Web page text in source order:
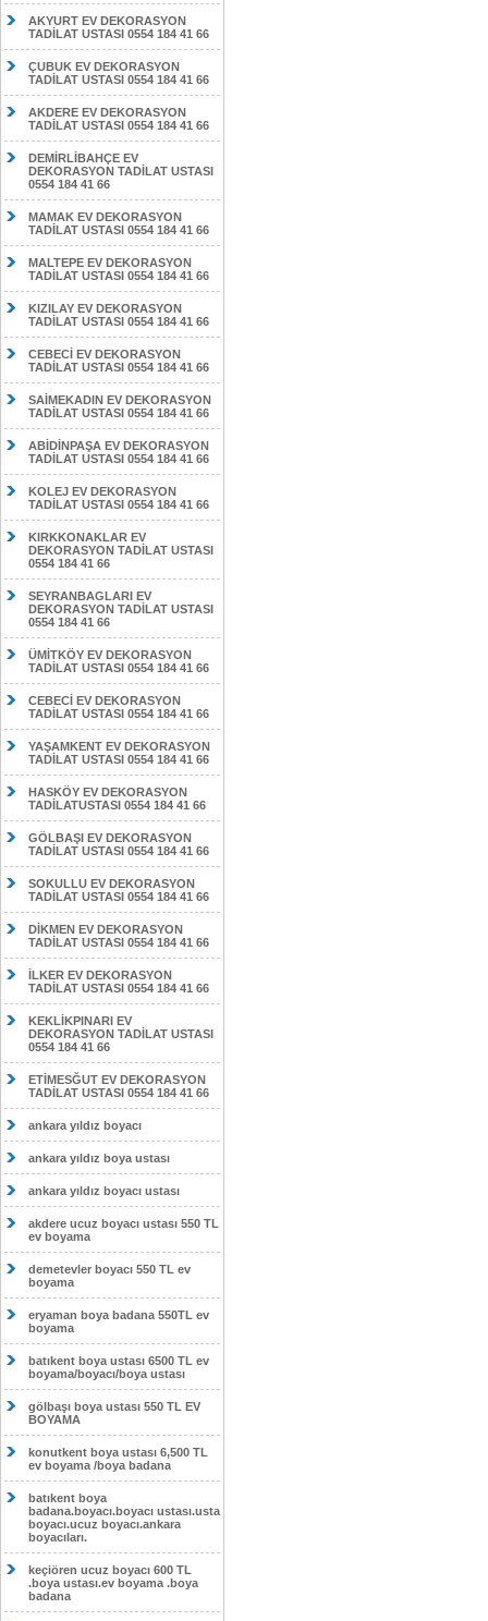
AKYURT EV DEKORASYON
TADİLAT USTASI 0554 184 41 66
ÇUBUK EV DEKORASYON
TADİLAT USTASI 0554 184 41 66
AKDERE EV DEKORASYON
TADİLAT USTASI 0554 184 41 66
DEMİRLİBAHÇE EV
DEKORASYON TADİLAT USTASI
0554 184 41 66
MAMAK EV DEKORASYON
TADİLAT USTASI 0554 184 41 66
MALTEPE EV DEKORASYON
TADİLAT USTASI 0554 184 41 66
KIZILAY EV DEKORASYON
TADİLAT USTASI 0554 184 41 66
CEBECİ EV DEKORASYON
TADİLAT USTASI 0554 184 41 66
SAİMEKADIN EV DEKORASYON
TADİLAT USTASI 0554 184 41 66
ABİDİNPAŞA EV DEKORASYON
TADİLAT USTASI 0554 184 41 66
KOLEJ EV DEKORASYON
TADİLAT USTASI 0554 184 41 66
KIRKKONAKLAR EV
DEKORASYON TADİLAT USTASI
0554 184 41 66
SEYRANBAGLARI EV
DEKORASYON TADİLAT USTASI
0554 184 41 66
ÜMİTKÖY EV DEKORASYON
TADİLAT USTASI 0554 184 41 66
CEBECİ EV DEKORASYON
TADİLAT USTASI 0554 184 41 66
YAŞAMKENT EV DEKORASYON
TADİLAT USTASI 0554 184 41 66
HASKÖY EV DEKORASYON
TADİLATUSTASI 0554 184 41 66
GÖLBAŞI EV DEKORASYON
TADİLAT USTASI 0554 184 41 66
SOKULLU EV DEKORASYON
TADİLAT USTASI 0554 184 41 66
DİKMEN EV DEKORASYON
TADİLAT USTASI 0554 184 41 66
İLKER EV DEKORASYON
TADİLAT USTASI 0554 184 41 66
KEKLİKPINARI EV
DEKORASYON TADİLAT USTASI
0554 184 41 66
ETİMESĞUT EV DEKORASYON
TADİLAT USTASI 0554 184 41 66
ankara yıldız boyacı
ankara yıldız boya ustası
ankara yıldız boyacı ustası
akdere ucuz boyacı ustası 550 TL
ev boyama
demetevler boyacı 550 TL ev
boyama
eryaman boya badana 550TL ev
boyama
batıkent boya ustası 6500 TL ev
boyama/boyacı/boya ustası
gölbaşı boya ustası 550 TL EV
BOYAMA
konutkent boya ustası 6,500 TL
ev boyama /boya badana
batıkent boya
badana.boyacı.boyacı ustası.usta
boyacı.ucuz boyacı.ankara
boyacıları.
keçiören ucuz boyacı 600 TL
.boya ustası.ev boyama .boya
badana